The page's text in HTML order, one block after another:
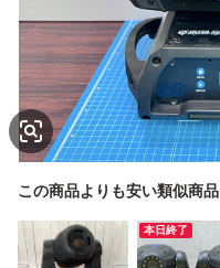
この商品よりも安い類似商品
本日終了